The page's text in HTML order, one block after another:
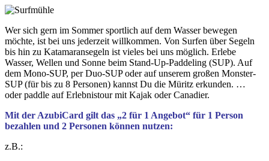
Wer sich gern im Sommer sportlich auf dem Wasser bewegen
möchte, ist bei uns jederzeit willkommen. Von Surfen über Segeln
bis hin zu Katamaransegeln ist vieles bei uns möglich. Erlebe
Wasser, Wellen und Sonne beim Stand-Up-Paddeling (SUP). Auf
dem Mono-SUP, per Duo-SUP oder auf unserem großen Monster-
SUP (für bis zu 8 Personen) kannst Du die Müritz erkunden. …
oder paddle auf Erlebnistour mit Kajak oder Canadier.
Mit der AzubiCard gilt das „2 für 1 Angebot“ für 1 Person
bezahlen und 2 Personen können nutzen:
z.B.: